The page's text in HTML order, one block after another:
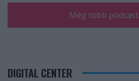
Még több podcast
DIGITAL CENTER